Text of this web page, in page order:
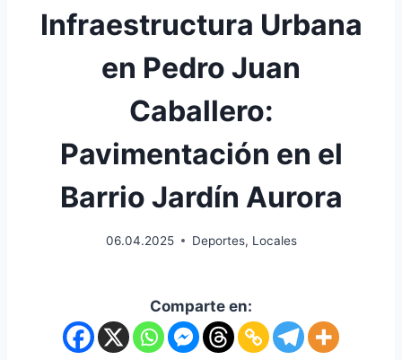
Infraestructura Urbana
en Pedro Juan
Caballero:
Pavimentación en el
Barrio Jardín Aurora
06.04.2025 Deportes, Locales
Comparte en: